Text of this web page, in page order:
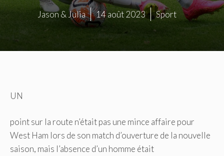
Jason & Julia 14 août 2023 Sport
UN
point sur la route n’était pas une mince affaire pour
West Ham lors de son match d’ouverture de la nouvelle
saison, mais l’absence d’un homme était